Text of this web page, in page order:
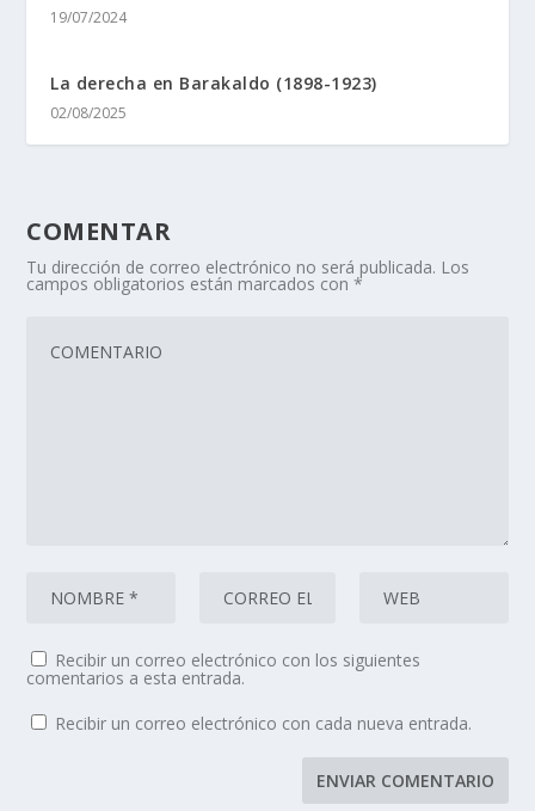
19/07/2024
La derecha en Barakaldo (1898-1923)
02/08/2025
COMENTAR
Tu dirección de correo electrónico no será publicada. Los
campos obligatorios están marcados con*
Recibir un correo electrónico con los siguientes
comentarios a esta entrada.
Recibir un correo electrónico con cada nueva entrada.